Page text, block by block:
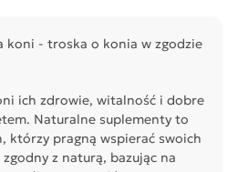
koni - troska o konia w zgodzie
ich zdrowie, witalność i dobre
Naturalne suplementy to
którzy pragną wspierać swoich
z naturą, bazując na